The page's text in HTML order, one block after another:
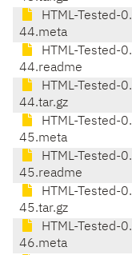
HTML-Tested-0.
44.meta
HTML-Tested-0.
44.readme
HTML-Tested-0.
44.tar.gz
HTML-Tested-0.
45.meta
HTML-Tested-0.
45.readme
HTML-Tested-0.
45.tar.gz
HTML-Tested-0.
46.meta